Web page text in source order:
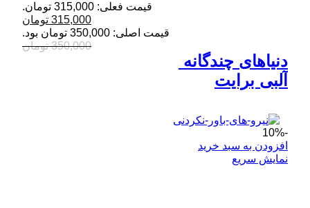
350,000 تومان
قیمت اصلی: 350,000 تومان بود.
315,000 تومان
قیمت فعلی: 315,000 تومان.
آلبی برایت
-10%
افزودن به سبد خرید
نمایش سریع